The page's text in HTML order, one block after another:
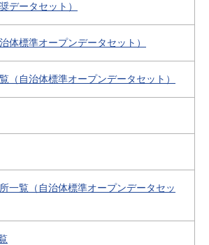
データセット）
体標準オープンデータセット）
（自治体標準オープンデータセット）
一覧（自治体標準オープンデータセッ